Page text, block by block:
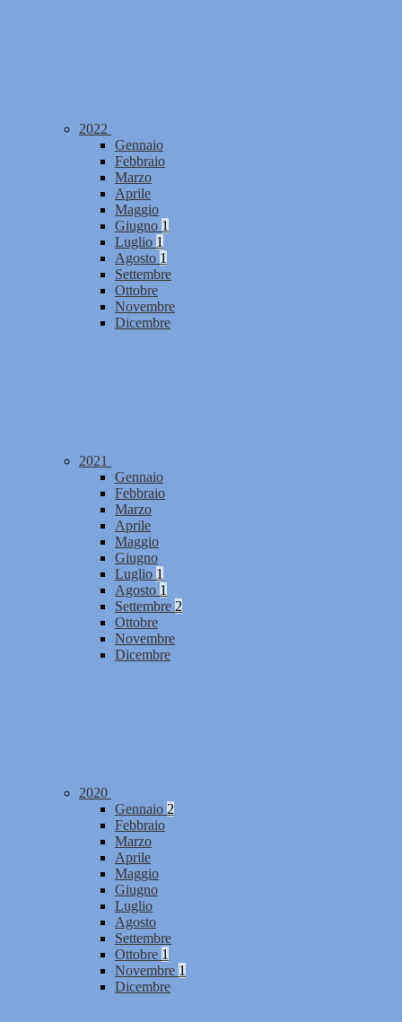
2022
Gennaio
Febbraio
Marzo
Aprile
Maggio
Giugno 1
Luglio 1
Agosto 1
Settembre
Ottobre
Novembre
Dicembre
2021
Gennaio
Febbraio
Marzo
Aprile
Maggio
Giugno
Luglio 1
Agosto 1
Settembre 2
Ottobre
Novembre
Dicembre
2020
Gennaio 2
Febbraio
Marzo
Aprile
Maggio
Giugno
Luglio
Agosto
Settembre
Ottobre 1
Novembre 1
Dicembre